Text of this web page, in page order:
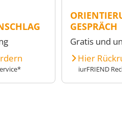
GESPRÄCH
Gratis und
Hier
iurFRIEND